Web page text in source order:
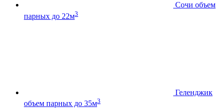
Сочи объем
парных до 22м3
Геленджик
объем парных до 35м3